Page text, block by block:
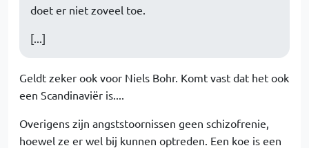
doet er niet zoveel toe.
[...]
Geldt zeker ook voor Niels Bohr. Komt vast dat het ook
een Scandinaviër is....
Overigens zijn angststoornissen geen schizofrenie,
hoewel ze er wel bij kunnen optreden. Een koe is een